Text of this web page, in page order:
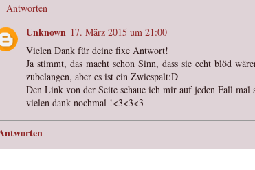
Antworten
Unknown 17. März 2015 um 21:00
Vielen Dank für deine fixe Antwort!
Ja stimmt, das macht schon Sinn, dass sie echt blöd
zubelangen, aber es ist ein Zwiespalt:D
Den Link von der Seite schaue ich mir auf jeden Fall mal
vielen dank nochmal !<3<3<3